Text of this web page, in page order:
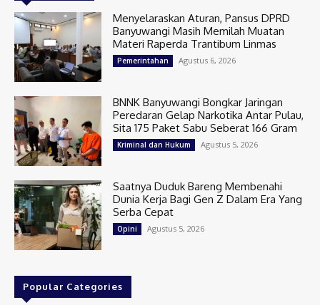
Menyelaraskan Aturan, Pansus DPRD
Banyuwangi Masih Memilah Muatan
Materi Raperda Trantibum Linmas
Pemerintahan Agustus 6, 2026
BNNK Banyuwangi Bongkar Jaringan
Peredaran Gelap Narkotika Antar Pulau,
Sita 175 Paket Sabu Seberat 166 Gram
Kriminal dan Hukum Agustus 5, 2026
Saatnya Duduk Bareng Membenahi
Dunia Kerja Bagi Gen Z Dalam Era Yang
Serba Cepat
Opini Agustus 5, 2026
Popular Categories